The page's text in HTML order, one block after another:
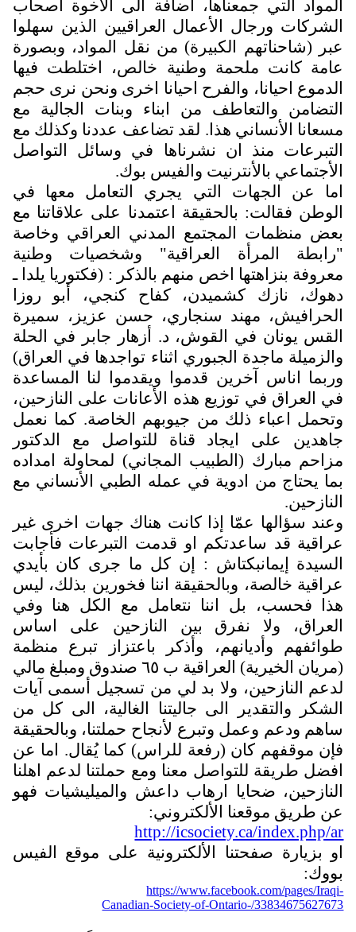
التي جمعناها، اضافة الى الأخوة اصحاب
ورجال الأعمال العراقيين الذين سهلوا
(شاحناتهم الكبيرة) من نقل المواد، وبصورة
كانت ملحمة وطنية خالص، اختلطت فيها
احيانا، والفرح احيانا اخرى ونحن نرى حجم
والتعاطف من ابناء وبنات الجالية مع
الأنساني هذا. لقد تضاعف عددنا وكذلك مع
منذ ان نشرناها في وسائل التواصل
بالأنترنيت والفيس بوك.
عن الجهات التي يجري التعامل معها في
فقالت: بالحقيقة اعتمدنا على علاقاتنا مع
منظمات المجتمع المدني العراقي وخاصة
المرأة العراقية" وشخصيات وطنية
بنزاهتها اخص منهم بالذكر : (فكتوريا يلدا ـ
نازك كشميدن، كفاح كنجي، أبو روزا
مهند سنجاري، حسن عزيز، سميرة
يونان في القوش، د. أزهار جابر في الحلة
ماجدة الجبوري اثناء تواجدها في العراق)
اناس آخرين قدموا ويقدموا لنا المساعدة
العراق في توزيع هذه الأعانات على النازحين،
اعباء ذلك من جيوبهم الخاصة. كما نعمل
على ايجاد قناة للتواصل مع الدكتور
مبارك (الطبيب المجاني) لمحاولة امداده
يحتاج من ادوية في عمله الطبي الأنساني مع
سؤالها عمّا إذا كانت هناك جهات اخرى غير
قد ساعدتكم او قدمت التبرعات فأجابت
إيمانبكتاش : إن كل ما جرى كان بأيدي
خالصة، وبالحقيقة اننا فخورين بذلك، ليس
فحسب، بل اننا نتعامل مع الكل هنا وفي
ولا نفرق بين النازحين على اساس
وأديانهم، وأذكر باعتزاز تبرع منظمة
(مريان الخيرية) العراقية ب ٦٥ صندوق ومبلغ مالي
النازحين، ولا بد لي من تسجيل أسمى آيات
والتقدير الى جاليتنا الغالية، الى كل من
ودعم وعمل وتبرع لأنجاح حملتنا، وبالحقيقة
موقفهم كان (رفعة للراس) كما يُقال. اما عن
طريقة للتواصل معنا ومع حملتنا لدعم اهلنا
ضحايا ارهاب داعش والميليشيات فهو
طريق موقعنا الألكتروني:
http://icsociety.ca/index.php/
بزيارة صفحتنا الألكترونية على موقع الفيس
https://www.facebook.com/pages/
Canadian-Society-of-Ontario-/